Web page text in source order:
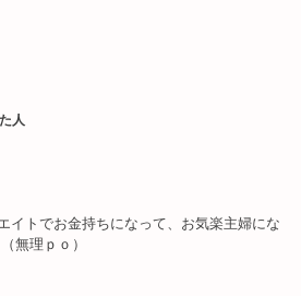
人
イトでお金持ちになって、お気楽主婦にな
無理ｐｏ）